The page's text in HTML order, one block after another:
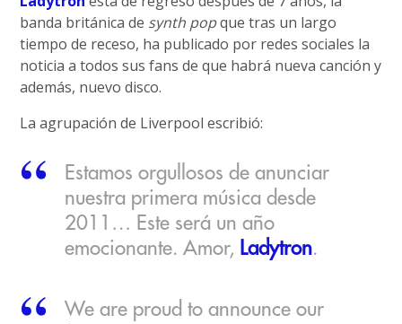
banda británica de synth popque tras un largo
tiempo de receso, ha publicado por redes sociales la
noticia a todos sus fans de que habrá nueva canción y
además, nuevo disco.
La agrupación de Liverpool escribió:
Estamos orgullosos de anunciar
nuestra primera música desde
2011… Este será un año
emocionante. Amor, Ladytron.
We are proud to announce our